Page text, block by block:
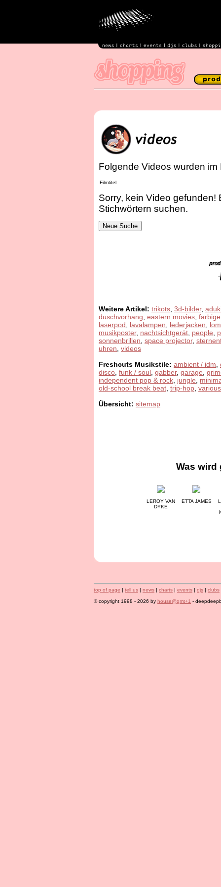
Folgende Videos wurden
Filmtitel
Sorry, kein Video gefunden!
Stichwörtern suchen.
Weitere Artikel: trikots 3d-bilder,
duschvorhang eastern movies
laserpod
lavalampen lederjacken
musikposter, nachtsichtgerät people
sonnenbrillen space projector,
uhren videos
Freshcuts Musikstile: ambient / idm
disco funk / soul gabber, garage
independent pop & rock jungle
old-school break beat trip-hop
Übersicht: sitemap
Was wird
LEROY VAN
DYKE
ETTA JAMES
top of page | tell us | news | charts | events | djs | clubs
© copyright 1998 - 2026 by house@gmt+1 -